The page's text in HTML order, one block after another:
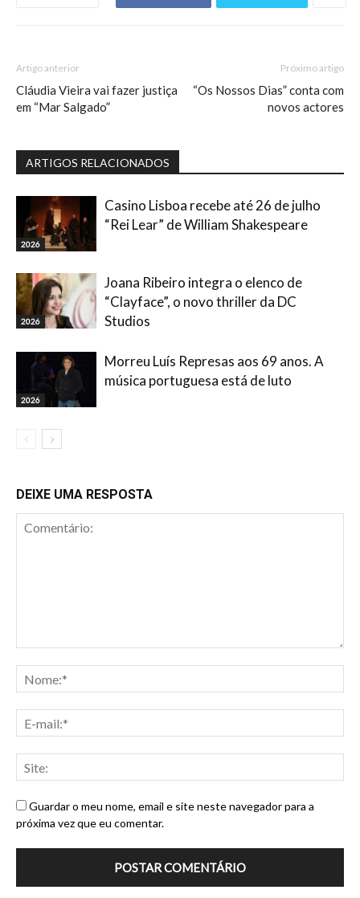
Artigo anterior
Cláudia Vieira vai fazer justiça
em “Mar Salgado”
Próximo artigo
“Os Nossos Dias” conta com
novos actores
ARTIGOS RELACIONADOS
2026
Casino Lisboa recebe até 26 de julho
“Rei Lear” de William Shakespeare
2026
Joana Ribeiro integra o elenco de
“Clayface”, o novo thriller da DC
Studios
2026
Morreu Luís Represas aos 69 anos. A
música portuguesa está de luto
DEIXE UMA RESPOSTA
Guardar o meu nome, email e site neste navegador para a
próxima vez que eu comentar.